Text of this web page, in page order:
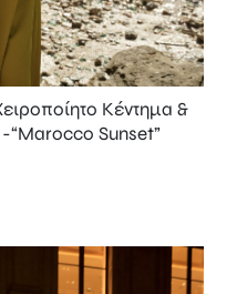
Κέντημα &
“Marocco Sunset”